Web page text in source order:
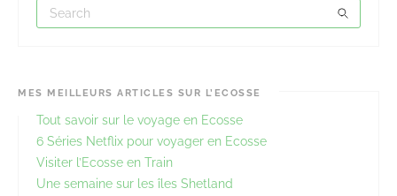
MES MEILLEURS ARTICLES SUR L’ECOSSE
Tout savoir sur le voyage en Ecosse
6 Séries Netflix pour voyager en Ecosse
Visiter l’Ecosse en Train
Une semaine sur les îles Shetland